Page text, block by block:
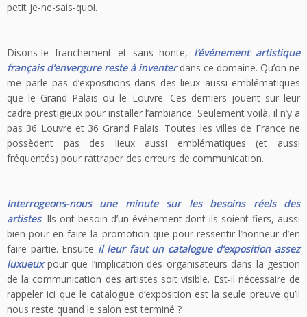
petit je-ne-sais-quoi.
Disons-le franchement et sans honte, l’événement artistique
français d’envergure reste à inventerdans ce domaine. Qu’on ne
me parle pas d’expositions dans des lieux aussi emblématiques
que le Grand Palais ou le Louvre. Ces derniers jouent sur leur
cadre prestigieux pour installer l’ambiance. Seulement voilà, il n’y a
pas 36 Louvre et 36 Grand Palais. Toutes les villes de France ne
possèdent pas des lieux aussi emblématiques (et aussi
fréquentés) pour rattraper des erreurs de communication.
Interrogeons-nous une minute sur les besoins réels des
artistes. Ils ont besoin d’un événement dont ils soient fiers, aussi
bien pour en faire la promotion que pour ressentir l’honneur d’en
faire partie. Ensuite il leur faut un catalogue d’exposition assez
luxueuxpour que l’implication des organisateurs dans la gestion
de la communication des artistes soit visible. Est-il nécessaire de
rappeler ici que le catalogue d’exposition est la seule preuve qu’il
nous reste quand le salon est terminé ?